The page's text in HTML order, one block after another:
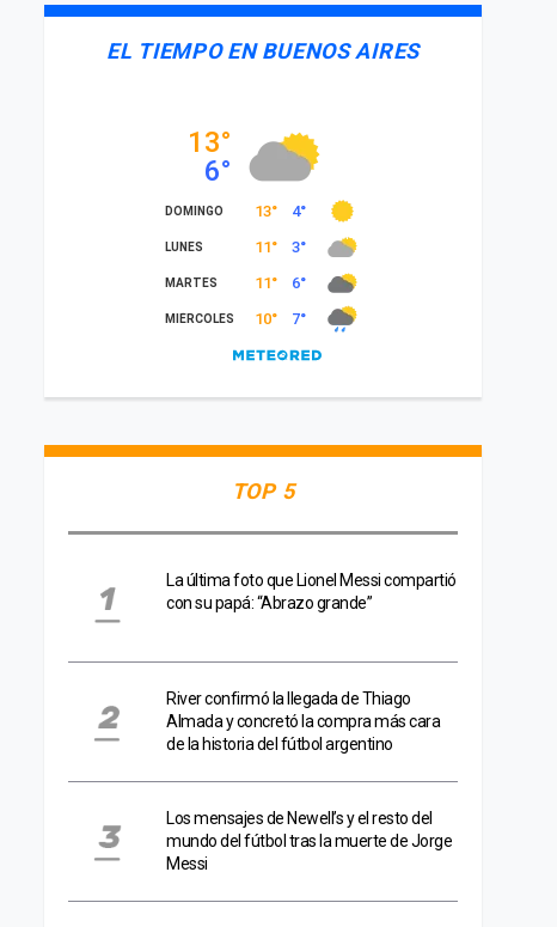
EL TIEMPO EN BUENOS AIRES
TOP 5
La última foto que Lionel Messi compartió
con su papá: “Abrazo grande”
River confirmó la llegada de Thiago
Almada y concretó la compra más cara
de la historia del fútbol argentino
Los mensajes de Newell’s y el resto del
mundo del fútbol tras la muerte de Jorge
Messi